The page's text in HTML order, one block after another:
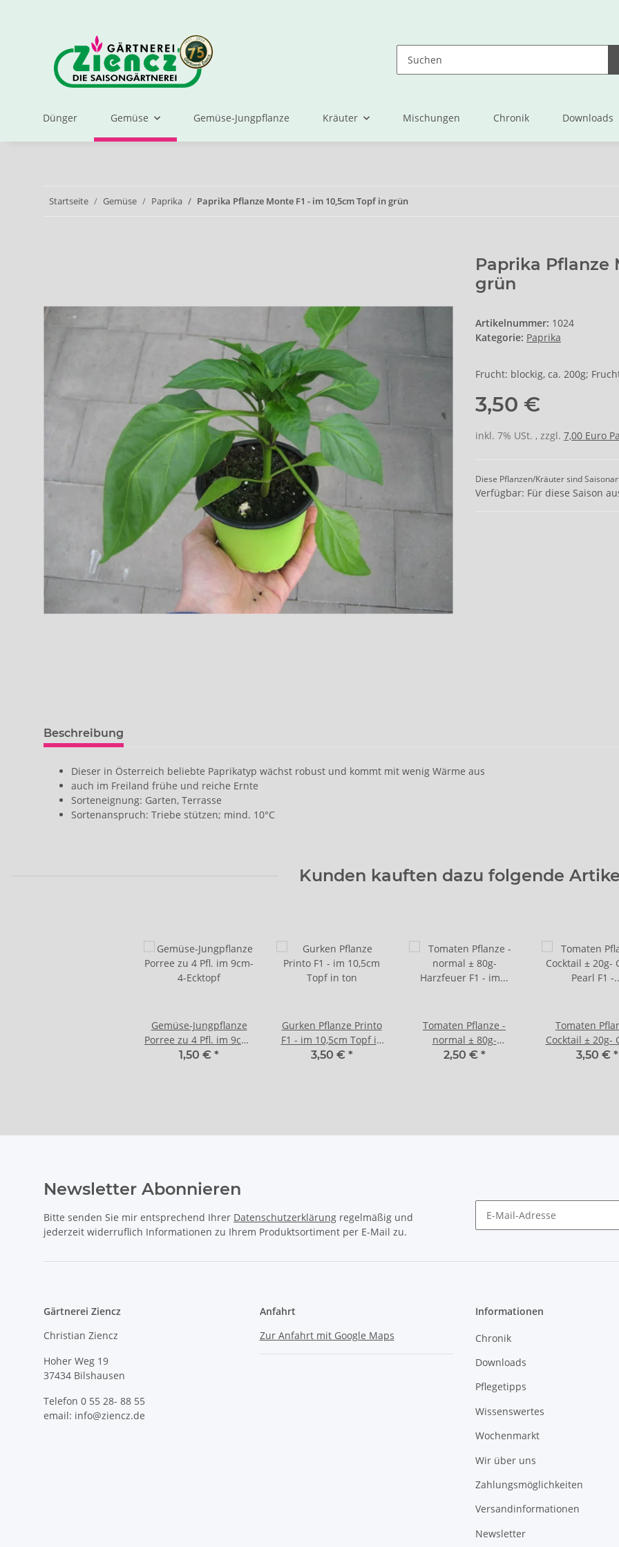
Dünger Gemüse Gemüse-Jungpflanze Kräuter Mischungen Chronik Downloads
Startseite Gemüse Paprika Paprika Pflanze Monte F1 - im 10,5cm Topf in grün
Paprika Pflanze
grün
Artikelnummer: 1024
Kategorie: Paprika
Frucht: blockig, ca. 200g;
3,50 €
inkl. 7% USt. , zzgl. 7,00 Euro
Diese Pflanzen/Kräuter sind
Verfügbar: Für diese Saison
Beschreibung
Dieser in Österreich beliebte Paprikatyp wächst robust und kommt mit wenig Wärme aus
auch im Freiland frühe und reiche Ernte
Sorteneignung: Garten, Terrasse
Sortenanspruch: Triebe stützen; mind. 10°C
Kunden kauften dazu folgende
Gemüse-Jungpflanze
Porree zu 4 Pfl. im 9cm-
4-Ecktopf
1,50 € *
Gurken Pflanze Printo
F1 - im 10,5cm Topf in
ton
3,50 € *
Tomaten Pflanze -
normal ± 80g-
Harzfeuer F1 - im 12cm
2,50 € *
Tomaten
Cocktail ± 20g-
Pearl F1 - im
3,50 € *
Newsletter Abonnieren
Bitte senden Sie mir entsprechend Ihrer Datenschutzerklärung regelmäßig und
jederzeit widerruflich Informationen zu Ihrem Produktsortiment per E-Mail zu.
Gärtnerei Ziencz
Christian Ziencz
Hoher Weg 19
37434 Bilshausen
Telefon 0 55 28- 88 55
email: info@ziencz.de
Anfahrt
Zur Anfahrt mit Google Maps
Informationen
Chronik
Downloads
Pflegetipps
Wissenswertes
Wochenmarkt
Wir über uns
Zahlungsmöglichkeiten
Versandinformationen
Newsletter